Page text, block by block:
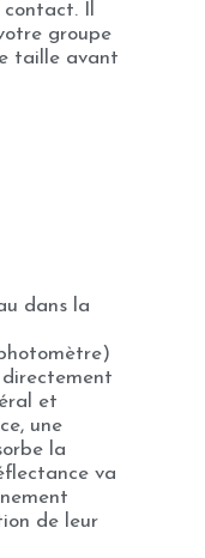
Il
groupe
taille avant
dans la
directement
et
une
la
va
de leur